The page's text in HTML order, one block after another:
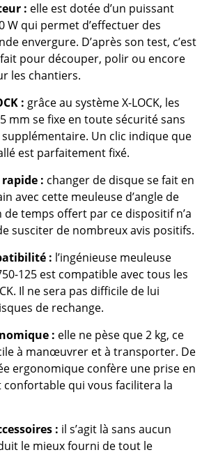
: elle est dotée d’un puissant
W qui permet d’effectuer des
envergure. D’après son test, c’est
pour découper, polir ou encore
les chantiers.
: grâce au système X-LOCK, les
mm se fixe en toute sécurité sans
Un clic indique que
est parfaitement fixé.
: changer de disque se fait en
avec cette meuleuse d’angle de
de temps offert par ce dispositif n’a
susciter de nombreux avis positifs.
: l’ingénieuse meuleuse
125 est compatible avec tous les
Il ne sera pas difficile de lui
de rechange.
: elle ne pèse que 2 kg, ce
à manœuvrer et à transporter. De
ergonomique confère une prise en
confortable qui vous facilitera la
: il s’agit là sans aucun
le mieux fourni de tout le